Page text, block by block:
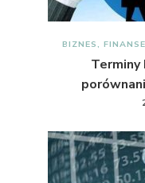
BIZNES, FINANSE
Terminy